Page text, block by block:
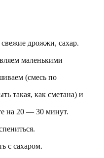
дрожжи, сахар.
маленькими
(смесь по
такая, как сметана) и
на 20 — 30 минут.
с сахаром.